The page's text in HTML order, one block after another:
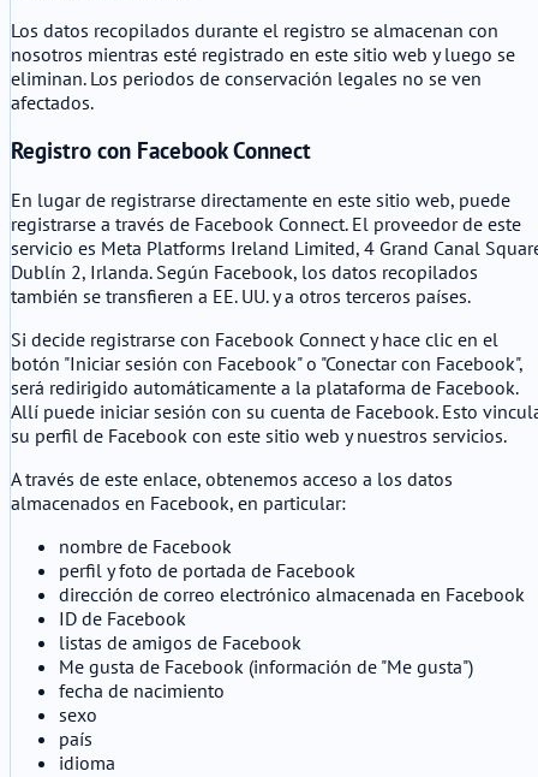
Los datos recopilados durante el registro se almacenan con
nosotros mientras esté registrado en este sitio web y luego se
eliminan. Los periodos de conservación legales no se ven
afectados.
Registro con Facebook Connect
En lugar de registrarse directamente en este sitio web, puede
registrarse a través de Facebook Connect. El proveedor de este
servicio es Meta Platforms Ireland Limited, 4 Grand Canal
Dublín 2, Irlanda. Según Facebook, los datos recopilados
también se transfieren a EE. UU. y a otros terceros países.
Si decide registrarse con Facebook Connect y hace clic en el
botón "Iniciar sesión con Facebook" o "Conectar con Facebook",
será redirigido automáticamente a la plataforma de Facebook.
Allí puede iniciar sesión con su cuenta de Facebook. Esto
su perfil de Facebook con este sitio web y nuestros servicios.
A través de este enlace, obtenemos acceso a los datos
almacenados en Facebook, en particular:
nombre de Facebook
perfil y foto de portada de Facebook
dirección de correo electrónico almacenada en Facebook
ID de Facebook
listas de amigos de Facebook
Me gusta de Facebook (información de "Me gusta")
fecha de nacimiento
sexo
país
idioma